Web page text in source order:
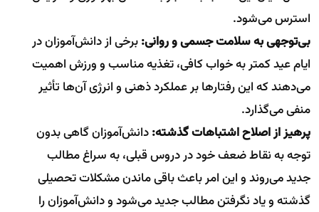
استرس می‌شود.
بی‌توجهی به سلامت جسمی و روانی:برخی از دانش‌آموزان در
ایام عید کمتر به خواب کافی، تغذیه مناسب و ورزش اهمیت
می‌دهند که این رفتارها بر عملکرد ذهنی و انرژی آن‌ها تأثیر
منفی می‌گذارد.
پرهیز از اصلاح اشتباهات گذشته:دانش‌آموزان گاهی بدون
توجه به نقاط ضعف خود در دروس قبلی، به سراغ مطالب
جدید می‌روند و این امر باعث باقی ماندن مشکلات تحصیلی
گذشته و یاد نگرفتن مطالب جدید می‌شود و دانش‌آموزان را